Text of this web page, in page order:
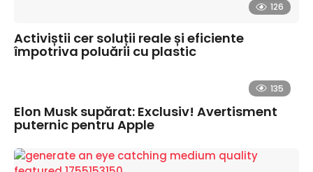
126
Activiștii cer soluții reale și eficiente
împotriva poluării cu plastic
135
Elon Musk supărat: Exclusiv! Avertisment
puternic pentru Apple